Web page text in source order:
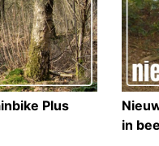
Plus
in